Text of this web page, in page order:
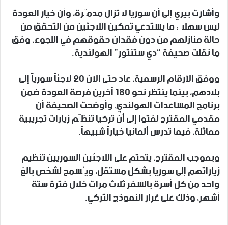
وأشارت بيري إلى أن سوريا لا تزال مدمّرة، وأن خيار العودة
ليس سهلاً، ما يستدعي تمكين اللاجئين من التحقق من
حالة منازلهم من دون فقدان حقوقهم في اللجوء، وفق
ما نقلت صحيفة “دي ستنتور” الهولندية.
ووفق الأرقام الرسمية، عاد حتى الآن 20 لاجئاً سورياً إلى
بلادهم، بينما ينتظر نحو 180 آخرين فرصة العودة ضمن
برنامج المساعدات الهولندي, وأوضحت الصحيفة أن
مقدمي المقترح لفتوا إلى أن تركيا تنظّم زيارات تجريبية
مماثلة، فيما تدرس ألمانيا خياراً شبيهاً.
وبموجب المقترح، يتحتم على اللاجئين السوريين تنظيم
زياراتهم إلى سوريا بشكل مستقل، ويُسمح لشخص بالغ
واحد من كل أسرة بالسفر ثلاث مرات خلال فترة ستة
أشهر، وذلك على غرار النموذج التركي.